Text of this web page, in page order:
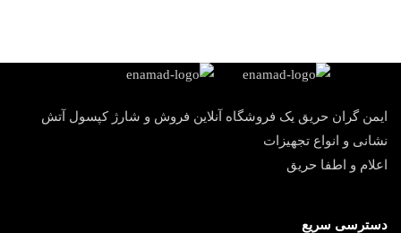
ایمن گران حریق یک فروشگاه آنلاین فروش و شارژ کپسول آتش
نشانی و انواع تجهیزات
اعلام و اطفا حریق
دسترسی سریع